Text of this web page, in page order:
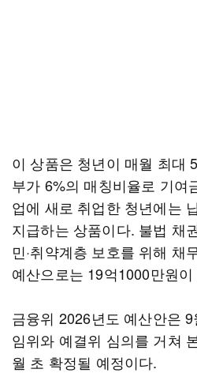
이 상품은 청년이 매월 최대
부가 6%의 매칭비율로 기여
업에 새로 취업한 청년에는
지급하는 상품이다. 불법 채
민·취약계층 보호를 위해 채
예산으로는 19억1000만원
금융위 2026년도 예산안은
임위와 예결위 심의를 거쳐
월 초 확정될 예정이다.